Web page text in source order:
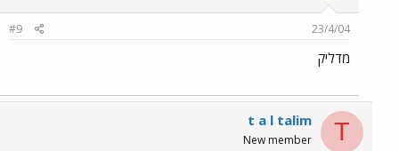
23/4/04
#9
מדליק
T
t a l talim
New member